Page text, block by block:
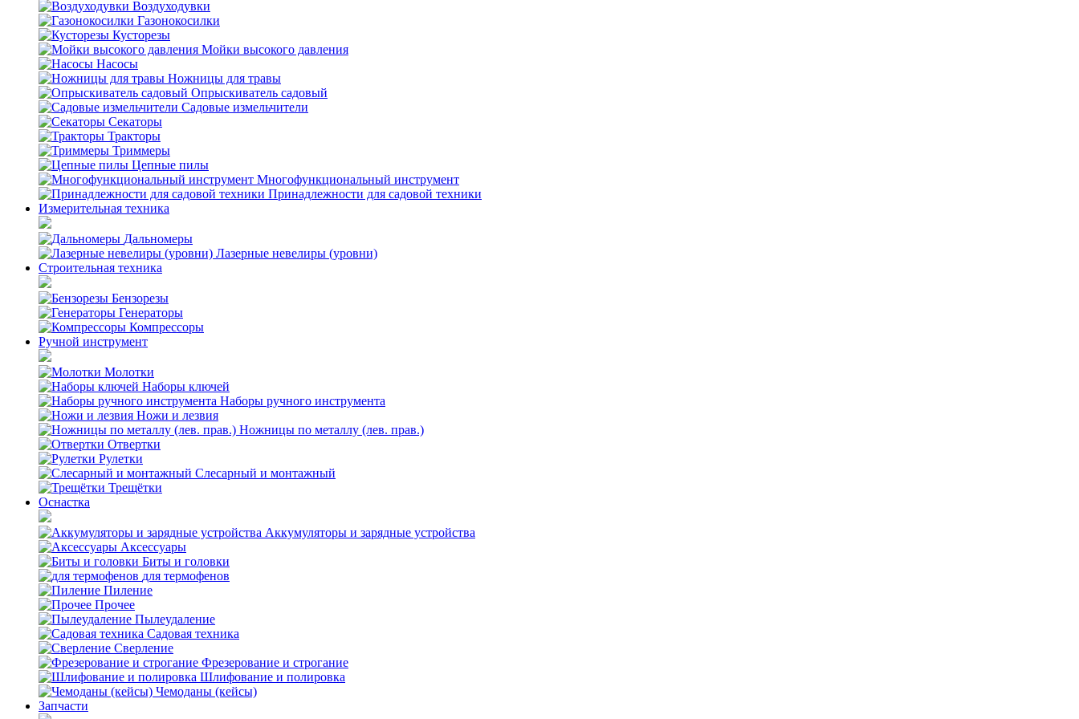
Воздуходувки
Газонокосилки
Кусторезы
Мойки высокого давления
Насосы
Ножницы для травы
Опрыскиватель садовый
Садовые измельчители
Секаторы
Тракторы
Триммеры
Цепные пилы
Многофункциональный инструмент
Принадлежности для садовой техники
Измерительная техника
Дальномеры
Лазерные невелиры (уровни)
Строительная техника
Бензорезы
Генераторы
Компрессоры
Ручной инструмент
Молотки
Наборы ключей
Наборы ручного инструмента
Ножи и лезвия
Ножницы по металлу (лев. прав.)
Отвертки
Рулетки
Слесарный и монтажный
Трещётки
Оснастка
Аккумуляторы и зарядные устройства
Аксессуары
Биты и головки
для термофенов
Пиление
Прочее
Пылеудаление
Садовая техника
Сверление
Фрезерование и строгание
Шлифование и полировка
Чемоданы (кейсы)
Запчасти